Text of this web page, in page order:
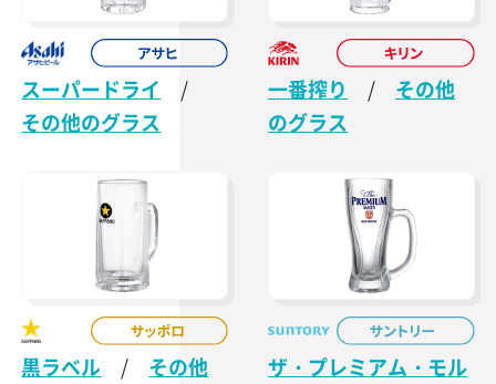
スーパードライ
/
その他のグラス
一番搾り /
その他
のグラス
黒ラベル /
その他
ザ・プレミアム・モル